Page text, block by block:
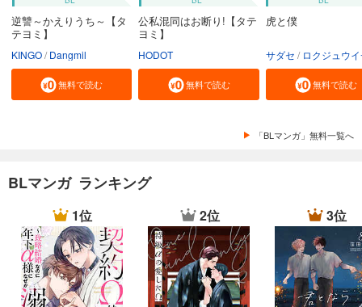
逆讐～かえりうち～【タ
テヨミ】
KINGO Dangmil
無料で読む
公私混同はお断り!【タテ
ヨミ】
HODOT
無料で読む
虎と僕
サダセ ロクジュウ
無料で読む
「BLマンガ」無料一覧へ
BLマンガ ランキング
1位 2位 3位